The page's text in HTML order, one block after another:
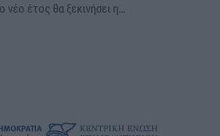
νέο έτος θα ξεκινήσει η…